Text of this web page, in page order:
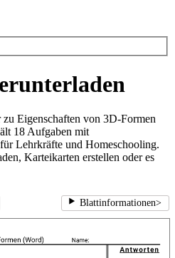
Eigenschaften von 3D-Formen
18 Aufgaben mit
Lehrkräfte und Homeschooling.
Karteikarten erstellen oder es
Blattinformationen>